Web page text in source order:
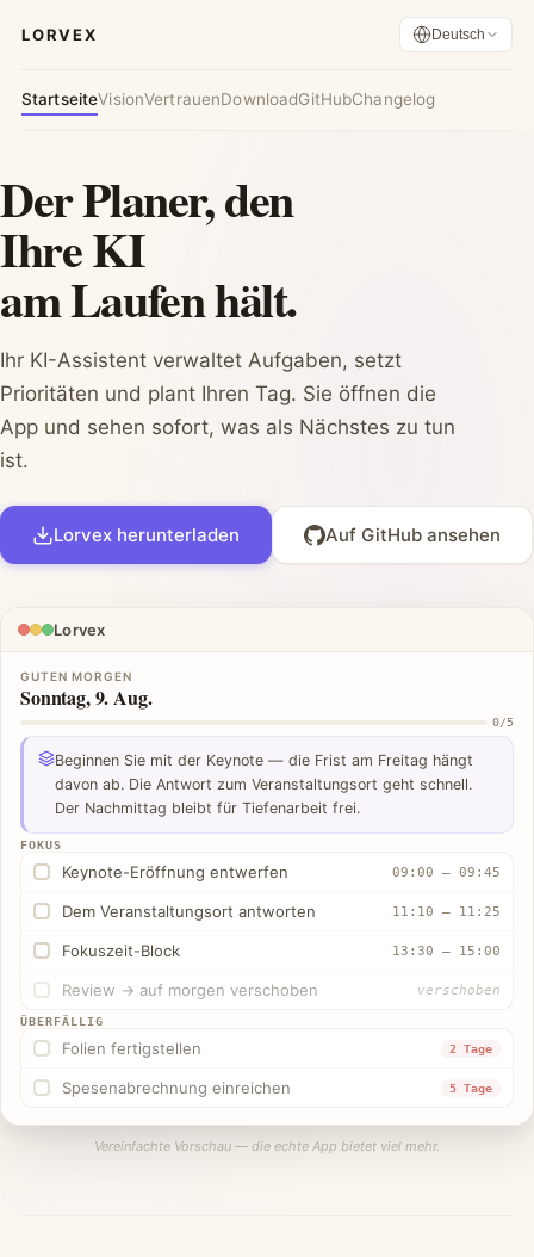
LORVEX Deutsch
StartseiteVisionVertrauenDownloadGitHubChangelog
Der Planer, den
Ihre KI
am Laufen hält.
Ihr KI-Assistent verwaltet Aufgaben, setzt
Prioritäten und plant Ihren Tag. Sie öffnen die
App und sehen sofort, was als Nächstes zu tun
ist.
Lorvex herunterladen Auf GitHub ansehen
Lorvex
GUTEN MORGEN
Sonntag, 9. Aug.
0/5
Beginnen Sie mit der Keynote — die Frist am Freitag hängt
davon ab. Die Antwort zum Veranstaltungsort geht schnell.
Der Nachmittag bleibt für Tiefenarbeit frei.
FOKUS
Keynote-Eröffnung entwerfen 09:00 – 09:45
Dem Veranstaltungsort antworten 11:10 – 11:25
Fokuszeit-Block 13:30 – 15:00
Review → auf morgen verschoben verschoben
ÜBERFÄLLIG
Folien fertigstellen 2 Tage
Spesenabrechnung einreichen 5 Tage
Vereinfachte Vorschau — die echte App bietet viel mehr.